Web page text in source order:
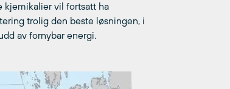
kjemikalier vil fortsatt ha
trolig den beste løsningen, i
av fornybar energi.